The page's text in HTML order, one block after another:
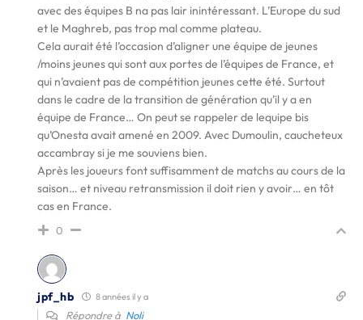
avec des équipes B na pas lair inintéressant. L’Europe du sud
et le Maghreb, pas trop mal comme plateau.
Cela aurait été l’occasion d’aligner une équipe de jeunes
/moins jeunes qui sont aux portes de l’équipes de France, et
qui n’avaient pas de compétition jeunes cette été. Surtout
dans le cadre de la transition de génération qu’il y a en
équipe de France… On peut se rappeler de lequipe bis
qu’Onesta avait amené en 2009. Avec Dumoulin, caucheteux
accambray si je me souviens bien.
Après les joueurs font suffisamment de matchs au cours de la
saison… et niveau retransmission il doit rien y avoir… en tôt
cas en France.
0
jpf_hb 8 années il y a
Répondre à Noli